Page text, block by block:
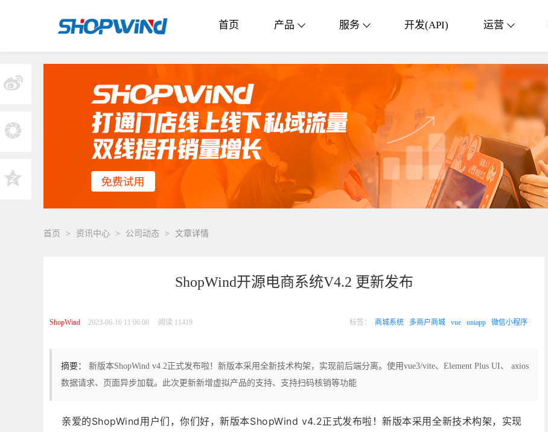
首页 产品 服务 开发(API) 运营
首页 > 资讯中心 > 公司动态 > 文章详情
ShopWind开源电商系统V4.2 更新发布
ShopWind 2023-06-16 11:06:00 阅读 11419 标签： 商城系统 多商户商城 vue uniapp 微信小程序
摘要：
新版本ShopWind v4.2正式发布啦！新版本采用全新技术构架，实现前后端分离。使用vue3/vite、Element Plus UI、 axios
数据请求、页面异步加载。此次更新新增虚拟产品的支持、支持扫码核销等功能
亲爱的ShopWind用户们，你们好，新版本ShopWind v4.2正式发布啦！新版本采用全新技术构架，实现